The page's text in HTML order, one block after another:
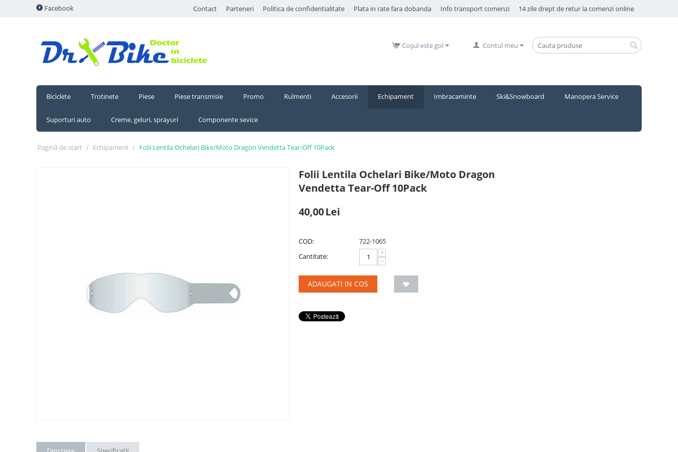
Facebook Contact ​Parteneri Politica de confidentialitate Plata in rate fara dobanda Info transport comenzi 14 zile drept de retur la comenzi online
Contul meu
Coșul este gol
Biciclete Trotinete Piese Piese transmisie Promo Rulmenti Accesorii Echipament Imbracaminte Ski&Snowboard Manopera Service
Suporturi auto Creme, geluri, sprayuri Componente sevice
Pagină de start / Echipament / Folii Lentila Ochelari Bike/Moto Dragon Vendetta Tear-Off 10Pack
Folii Lentila Ochelari Bike/Moto Dragon
Vendetta Tear-Off 10Pack
40,00Lei
COD:
722-1065
Cantitate:
+
−
ADAUGATI IN COS